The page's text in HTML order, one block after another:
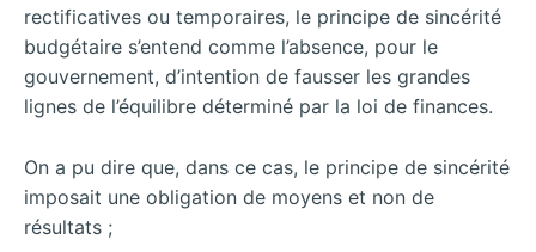
rectificatives ou temporaires, le principe de sincérité
budgétaire s’entend comme l’absence, pour le
gouvernement, d’intention de fausser les grandes
lignes de l’équilibre déterminé par la loi de finances.
On a pu dire que, dans ce cas, le principe de sincérité
imposait une obligation de moyens et non de
résultats ;